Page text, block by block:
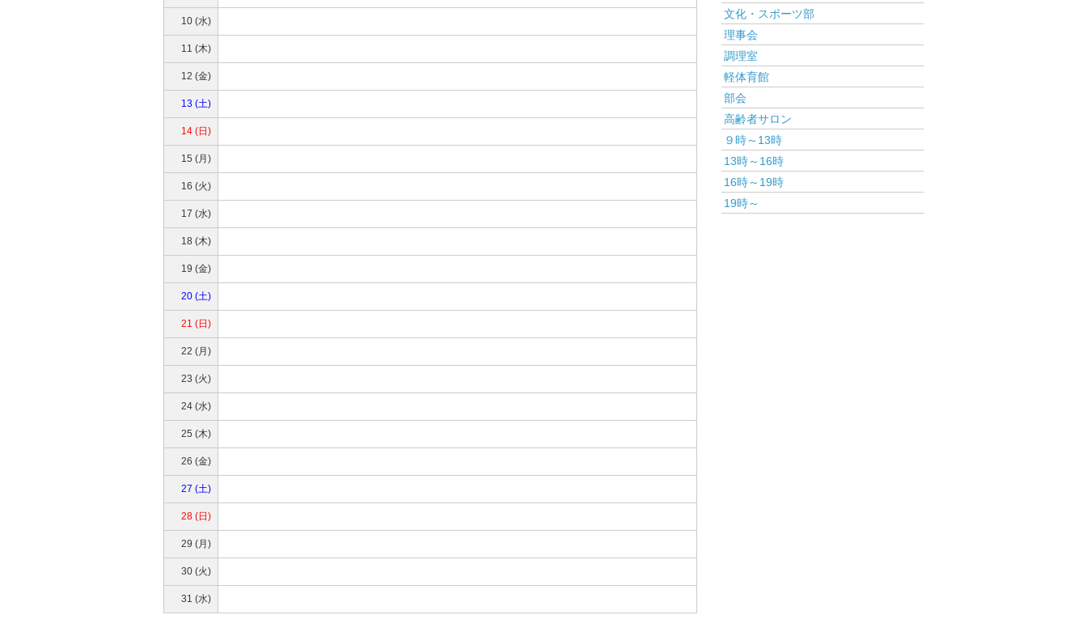
10 (水)
11 (木)
12 (金)
13 (土)
14 (日)
15 (月)
16 (火)
17 (水)
18 (木)
19 (金)
20 (土)
21 (日)
22 (月)
23 (火)
24 (水)
25 (木)
26 (金)
27 (土)
28 (日)
29 (月)
30 (火)
31 (水)
文化・スポーツ部
理事会
調理室
軽体育館
部会
高齢者サロン
９時～13時
13時～16時
16時～19時
19時～